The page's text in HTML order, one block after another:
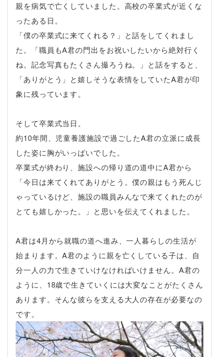
親を病気で亡くしていました。高校の卒業式が近くな
ったある日。
「僕の卒業式に来てくれる？」と話をしてくれまし
た。「職員もA君の門出をお祝いしたいから絶対行く
ね。記念写真もたくさん撮ろうね。」と話をすると、
「ありがとう」と嬉しそうな表情をしていたA君が印
象に残っています。
そして卒業式当日。
約10年間、児童養護施設で過ごしたA君の立派に成長
した姿に胸がいっぱいでした。
卒業式が終わり、施設への帰り道の道中にA君から
「今日は来てくれてありがとう。僕の親はもう死んじ
ゃっているけど、施設の職員みんなで来てくれたのが
とても嬉しかった。」と思いを伝えてくれました。
A君は4月から就職の道へ進み、一人暮らしの生活が
始まります。A君のように親を亡くしている子は、自
分一人の力で生きていけなければいけません。A君の
ように、18歳で生きていくには大変なことがたくさん
あります。そんな彼らを支える大人の存在が必要なの
です。